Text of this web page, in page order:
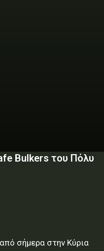
Bulkers του Πόλυ
σήμερα στην Κύρια